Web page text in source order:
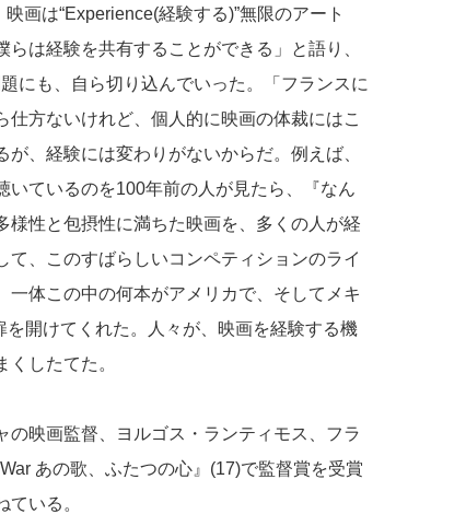
画は“Experience(経験する)”無限のアート
は経験を共有することができる」と語り、
にも、自ら切り込んでいった。「フランスに
方ないけれど、個人的に映画の体裁にはこ
、経験には変わりがないからだ。例えば、
ているのを100年前の人が見たら、『なん
性と包摂性に満ちた映画を、多くの人が経
、このすばらしいコンペティションのライ
体この中の何本がアメリカで、そしてメキ
開けてくれた。人々が、映画を経験する機
したてた。
映画監督、ヨルゴス・ランティモス、フラ
あの歌、ふたつの心』(17)で監督賞を受賞
いる。